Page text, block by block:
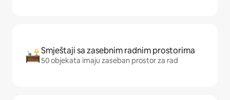
Smještaji sa zasebnim radnim prostorima
50 objekata imaju zaseban prostor za rad